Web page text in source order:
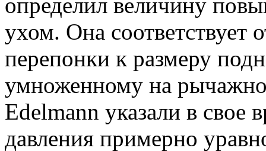
ухом. Она соответствует
перепонки к размеру
умноженному на
Edelmann указали в свое
давления примерно